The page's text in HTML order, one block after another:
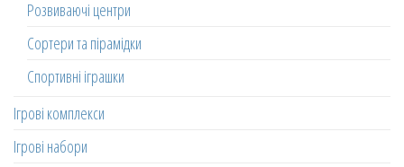
Розвиваючі центри
Сортери та пірамідки
Спортивні іграшки
Ігрові комплекси
Ігрові набори